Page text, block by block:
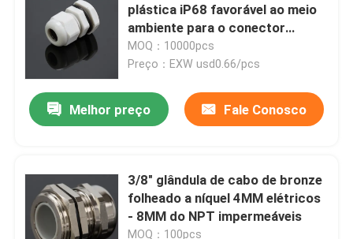
plástica iP68 favorável ao meio
ambiente para o conector
resistente
MOQ：10000pcs
Preço：EXW usd0.66/pcs
Melhor preço Fale Conosco
3/8" glândula de cabo de bronze
folheado a níquel 4MM elétricos
- 8MM do NPT impermeáveis
MOQ：100pcs